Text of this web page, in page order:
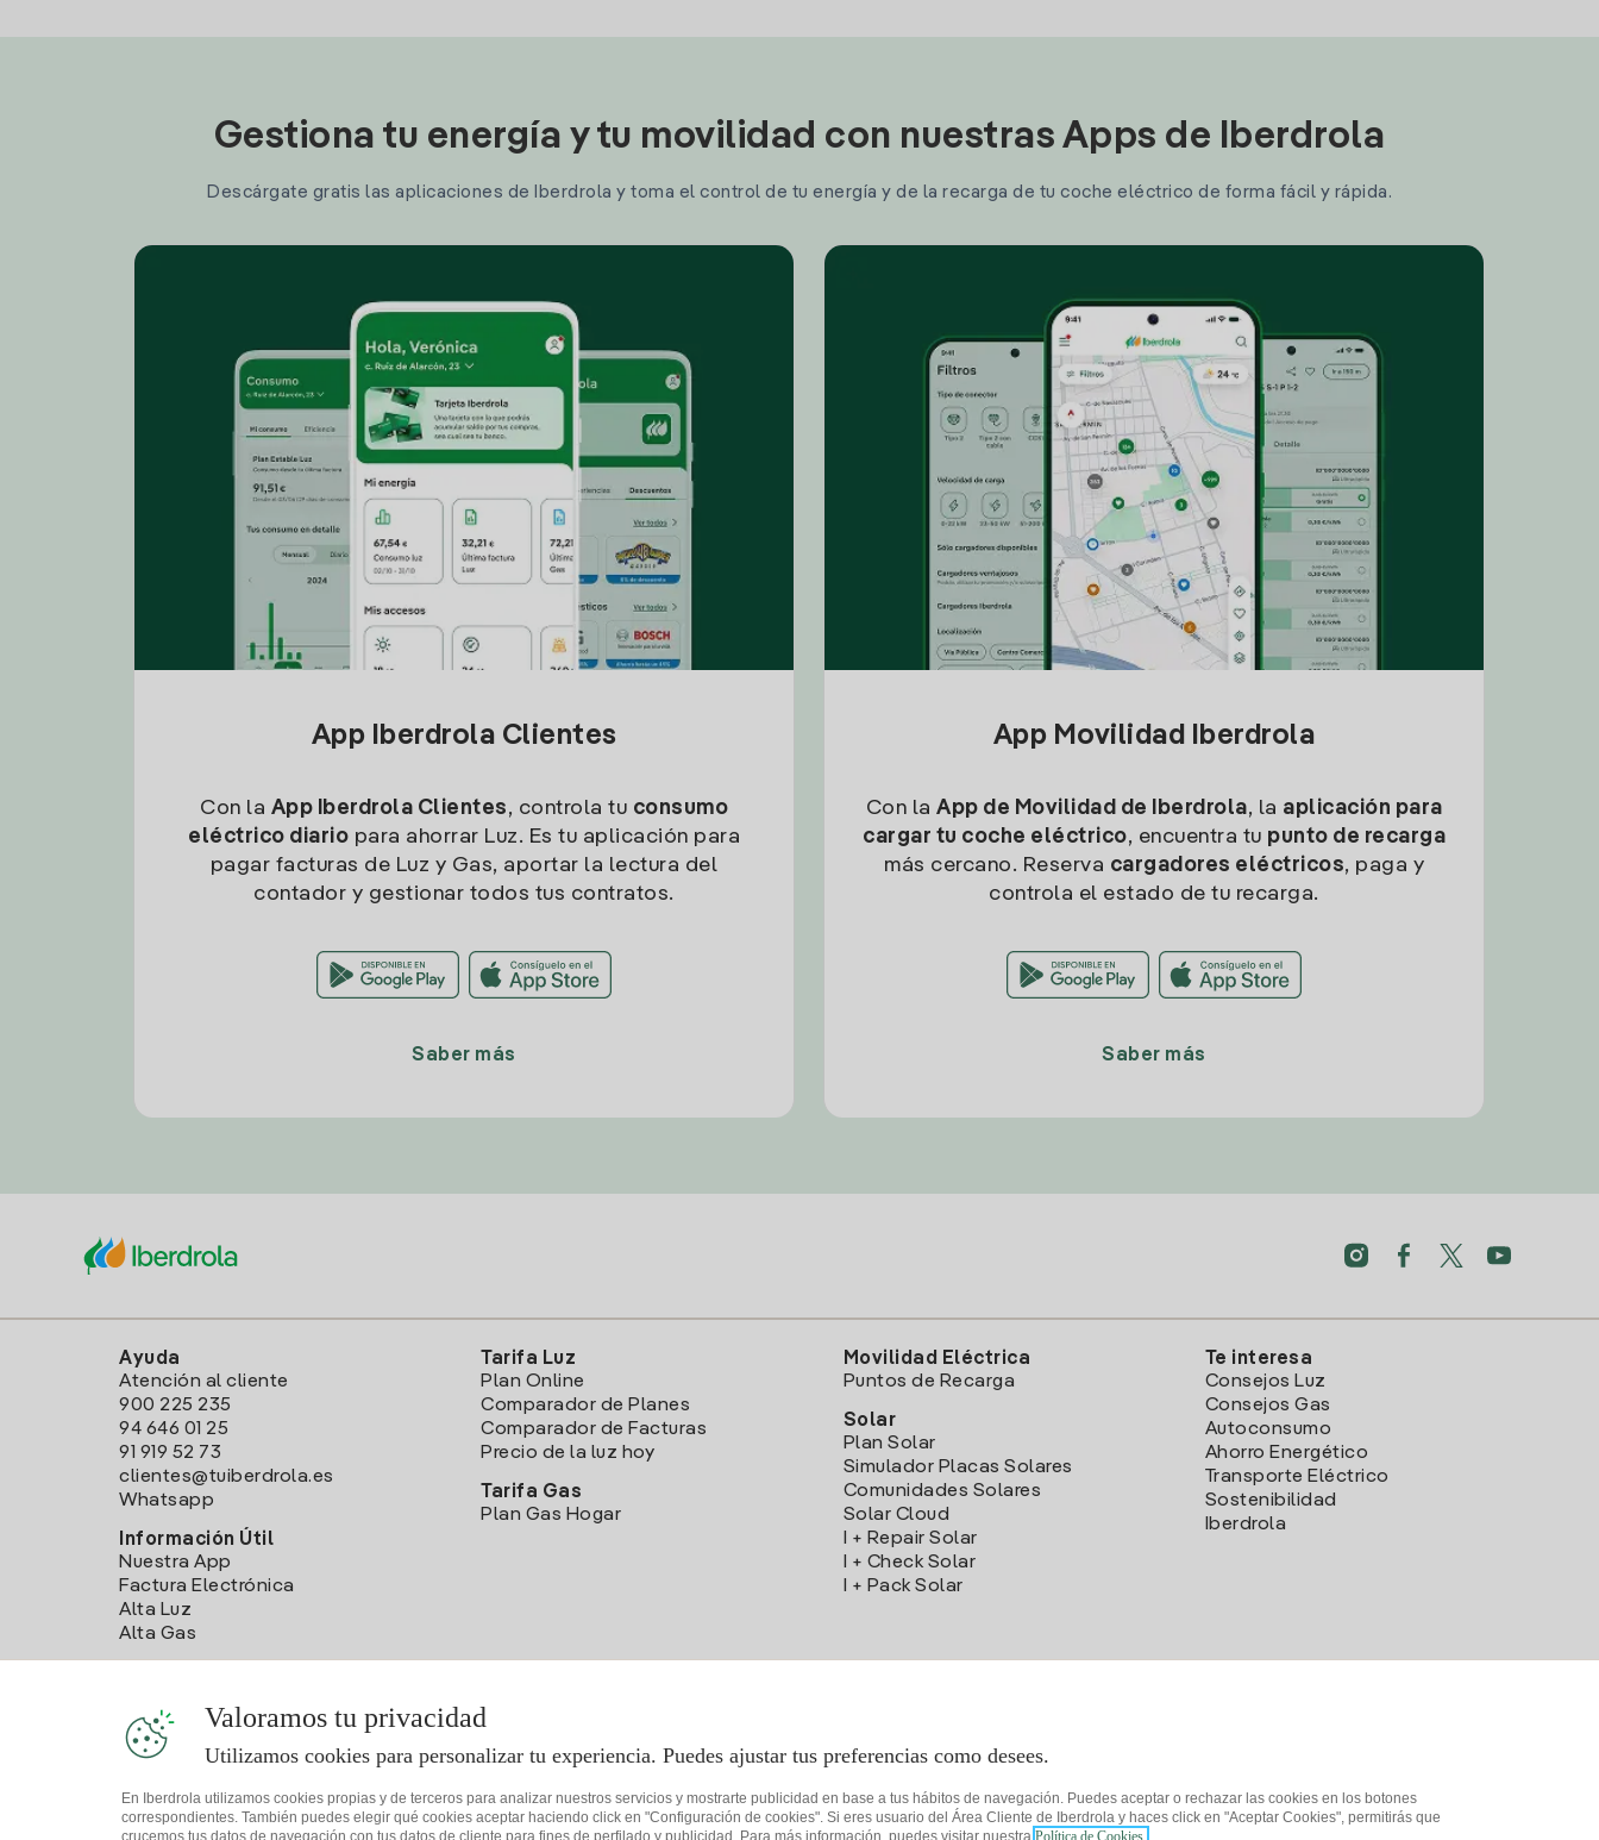
Gestiona tu energía y tu movilidad con nuestras Apps de Iberdrola
Descárgate gratis las aplicaciones de Iberdrola y toma el control de tu energía y de la recarga de tu coche eléctrico de forma fácil y rápida.
App Iberdrola Clientes
Con la App Iberdrola Clientes, controla tu consumo
eléctrico diario para ahorrar Luz. Es tu aplicación para
pagar facturas de Luz y Gas, aportar la lectura del
contador y gestionar todos tus contratos.
Saber más
App Movilidad Iberdrola
Con la App de Movilidad de Iberdrola, la aplicación para
cargar tu coche eléctrico, encuentra tu punto de recarga
más cercano. Reserva cargadores eléctricos, paga y
controla el estado de tu recarga.
Saber más
Ayuda
Atención al cliente
900 225 235
94 646 01 25
91 919 52 73
clientes@tuiberdrola.es
Whatsapp
Información Útil
Nuestra App
Factura Electrónica
Alta Luz
Alta Gas
Tarifa Luz
Plan Online
Comparador de Planes
Comparador de Facturas
Precio de la luz hoy
Tarifa Gas
Plan Gas Hogar
Movilidad Eléctrica
Puntos de Recarga
Solar
Plan Solar
Simulador Placas Solares
Comunidades Solares
Solar Cloud
I + Repair Solar
I + Check Solar
I + Pack Solar
Te interesa
Consejos Luz
Consejos Gas
Autoconsumo
Ahorro Energético
Transporte Eléctrico
Sostenibilidad
Iberdrola
Valoramos tu privacidad
Utilizamos cookies para personalizar tu experiencia. Puedes ajustar tus preferencias como desees.
En Iberdrola utilizamos cookies propias y de terceros para analizar nuestros servicios y mostrarte publicidad en base a tus hábitos de navegación. Puedes aceptar o rechazar las cookies en los botones
correspondientes. También puedes elegir qué cookies aceptar haciendo click en "Configuración de cookies". Si eres usuario del Área Cliente de Iberdrola y haces click en "Aceptar Cookies", permitirás que
crucemos tus datos de navegación con tus datos de cliente para fines de perfilado y publicidad. Para más información, puedes visitar nuestra Política de Cookies.